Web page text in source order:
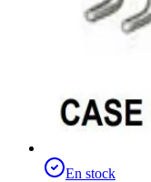
En stock